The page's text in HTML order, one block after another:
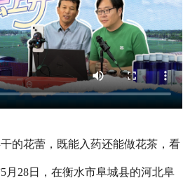
花蕾，既能入药还能做花茶，看
28日，在衡水市阜城县的河北阜